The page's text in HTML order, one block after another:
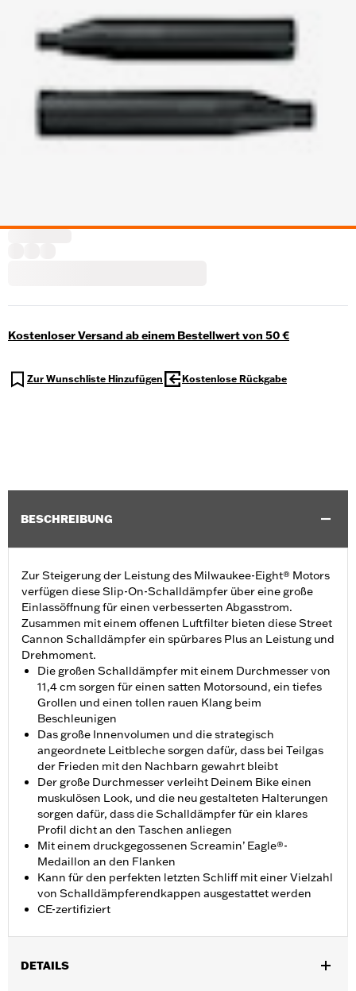
Kostenloser Versand ab einem Bestellwert von 50 €
Zur Wunschliste Hinzufügen Kostenlose Rückgabe
BESCHREIBUNG
Zur Steigerung der Leistung des Milwaukee-Eight® Motors
verfügen diese Slip-On-Schalldämpfer über eine große
Einlassöffnung für einen verbesserten Abgasstrom.
Zusammen mit einem offenen Luftfilter bieten diese Street
Cannon Schalldämpfer ein spürbares Plus an Leistung und
Drehmoment.
Die großen Schalldämpfer mit einem Durchmesser von
11,4 cm sorgen für einen satten Motorsound, ein tiefes
Grollen und einen tollen rauen Klang beim
Beschleunigen
Das große Innenvolumen und die strategisch
angeordnete Leitbleche sorgen dafür, dass bei Teilgas
der Frieden mit den Nachbarn gewahrt bleibt
Der große Durchmesser verleiht Deinem Bike einen
muskulösen Look, und die neu gestalteten Halterungen
sorgen dafür, dass die Schalldämpfer für ein klares
Profil dicht an den Taschen anliegen
Mit einem druckgegossenen Screamin’ Eagle®-
Medaillon an den Flanken
Kann für den perfekten letzten Schliff mit einer Vielzahl
von Schalldämpferendkappen ausgestattet werden
CE-zertifiziert
DETAILS